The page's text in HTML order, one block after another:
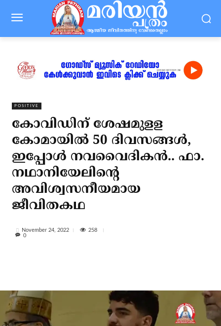
POSITIVE
കോവിഡിന് ശേഷമുളള
കോമായില്‍ 50 ദിവസങ്ങള്‍,
ഇപ്പോള്‍ നവവൈദികന്‍.. ഫാ.
നഥാനിയേലിന്റെ
അവിശ്വസനീയമായ
ജീവിതകഥ
November 24, 2022
258
0